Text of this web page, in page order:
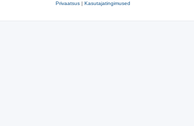
Privaatsus | Kasutajatingimused